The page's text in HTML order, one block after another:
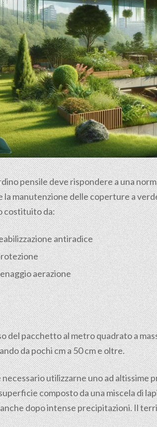
pensile deve rispondere a una
la manutenzione delle coperture a
costituito da:
antiradice
aerazione
del pacchetto al metro quadrato a
da pochi cm a 50 cm e oltre.
utilizzarne uno ad
composto da una miscela di
dopo intense precipitazioni. Il